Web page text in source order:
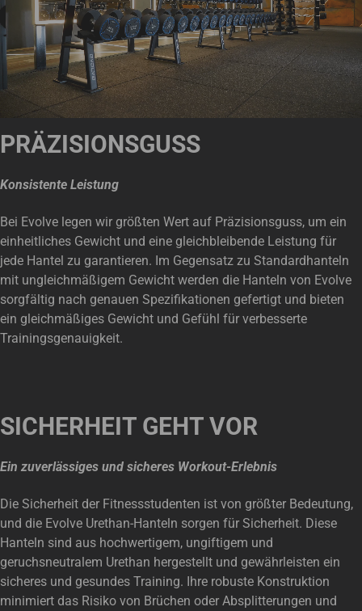
PRÄZISIONSGUSS
Konsistente Leistung
Bei Evolve legen wir größten Wert auf Präzisionsguss, um ein
einheitliches Gewicht und eine gleichbleibende Leistung für
jede Hantel zu garantieren. Im Gegensatz zu Standardhanteln
mit ungleichmäßigem Gewicht werden die Hanteln von Evolve
sorgfältig nach genauen Spezifikationen gefertigt und bieten
ein gleichmäßiges Gewicht und Gefühl für verbesserte
Trainingsgenauigkeit.
SICHERHEIT GEHT VOR
Ein zuverlässiges und sicheres Workout-Erlebnis
Die Sicherheit der Fitnessstudenten ist von größter Bedeutung,
und die Evolve Urethan-Hanteln sorgen für Sicherheit. Diese
Hanteln sind aus hochwertigem, ungiftigem und
geruchsneutralem Urethan hergestellt und gewährleisten ein
sicheres und gesundes Training. Ihre robuste Konstruktion
minimiert das Risiko von Brüchen oder Absplitterungen und